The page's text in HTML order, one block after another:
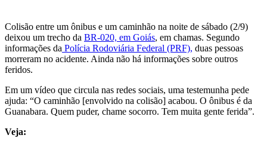
Colisão entre um ônibus e um caminhão na noite de sábado (2/9)
deixou um trecho da BR-020, em Goiás, em chamas. Segundo
informações da Polícia Rodoviária Federal (PRF), duas pessoas
morreram no acidente. Ainda não há informações sobre outros
feridos.
Em um vídeo que circula nas redes sociais, uma testemunha pede
ajuda: “O caminhão [envolvido na colisão] acabou. O ônibus é da
Guanabara. Quem puder, chame socorro. Tem muita gente ferida”.
Veja: